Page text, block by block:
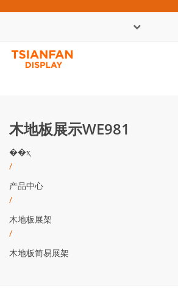
木地板展示WE981
��ҳ
/
产品中心
/
木地板展架
/
木地板简易展架